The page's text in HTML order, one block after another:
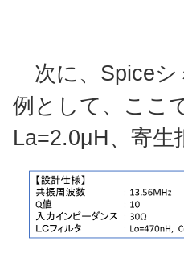
次に、Spiceシ
例として、ここ
La=2.0μH、寄